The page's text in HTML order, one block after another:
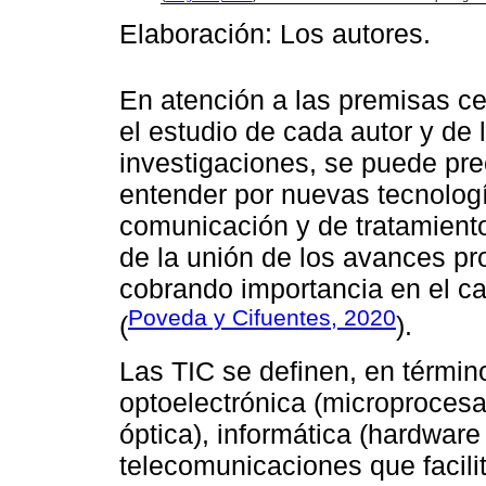
Elaboración: Los autores.
En atención a las premisas
el estudio de cada autor y
investigaciones, se puede
entender por nuevas
comunicación y de
de la unión de los avances
cobrando importancia en el
(Poveda y Cifuentes, 2020).
Las TIC se definen, en
optoelectrónica
óptica), informática
telecomunicaciones que